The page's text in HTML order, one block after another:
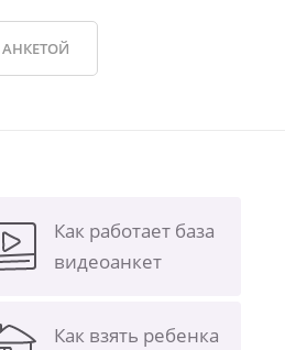
АНКЕТОЙ
Как работает база
видеоанкет
Как взять ребенка